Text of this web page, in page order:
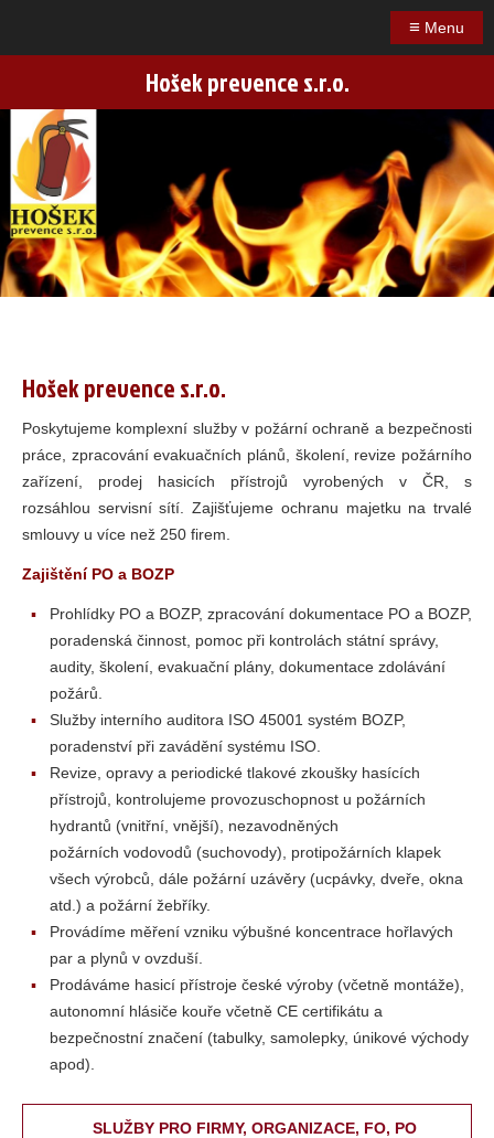
≡ Menu
Hošek prevence s.r.o.
Hošek prevence s.r.o.
Poskytujeme komplexní služby v požární ochraně a bezpečnosti
práce, zpracování evakuačních plánů, školení, revize požárního
zařízení, prodej hasicích přístrojů vyrobených v ČR, s
rozsáhlou servisní sítí. Zajišťujeme ochranu majetku na trvalé
smlouvy u více než 250 firem.
Zajištění PO a BOZP
Prohlídky PO a BOZP, zpracování dokumentace PO a BOZP,
poradenská činnost, pomoc při kontrolách státní správy,
audity, školení, evakuační plány, dokumentace zdolávání
požárů.
Služby interního auditora ISO 45001 systém BOZP,
poradenství při zavádění systému ISO.
Revize, opravy a periodické tlakové zkoušky hasících
přístrojů, kontrolujeme provozuschopnost u požárních
hydrantů (vnitřní, vnější), nezavodněných
požárních vodovodů (suchovody), protipožárních klapek
všech výrobců, dále požární uzávěry (ucpávky, dveře, okna
atd.) a požární žebříky.
Provádíme měření vzniku výbušné koncentrace hořlavých
par a plynů v ovzduší.
Prodáváme hasicí přístroje české výroby (včetně montáže),
autonomní hlásiče kouře včetně CE certifikátu a
bezpečnostní značení (tabulky, samolepky, únikové východy
apod).
SLUŽBY PRO FIRMY, ORGANIZACE, FO, PO